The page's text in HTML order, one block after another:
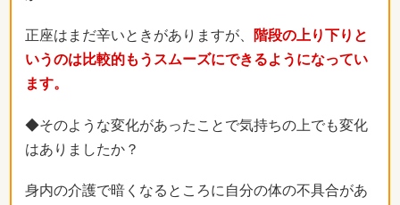
正座はまだ辛いときがありますが、
階段の上り下りと
いうのは比較的もうスムーズにできるようになってい
ます。
◆そのような変化があったことで気持ちの上でも変化
はありましたか？
身内の介護で暗くなるところに自分の体の不具合があ